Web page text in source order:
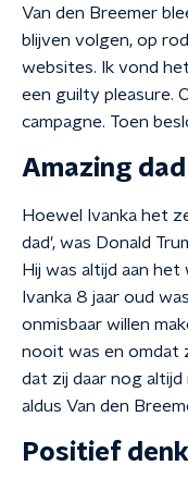
Van den Breemer
blijven volgen, op
websites. Ik vond
een guilty pleasure.
campagne. Toen
Amazing dad
Hoewel Ivanka het
dad', was Donald
Hij was altijd aan
Ivanka 8 jaar oud
onmisbaar willen
nooit was en omdat
dat zij daar nog
aldus Van den
Positief